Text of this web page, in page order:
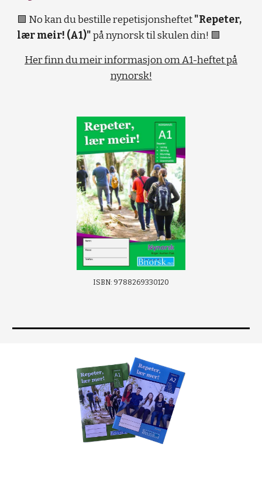
🟩 Nokan du bestille repetisjonsheftet"Repeter,
lær meir! (A1)"på nynorsk til skulen din! 🟩
Her finn du meir informasjon om A1-heftet på
nynorsk!
ISBN: 9788269330120